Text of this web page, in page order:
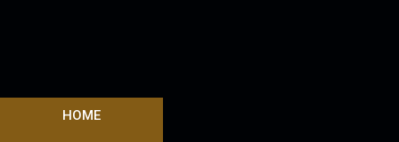
HOME